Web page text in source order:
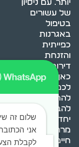
יותר. עם ניסיון
של עשורים
בטיפול
באגרנות
כפייתית
והזנחת
דירות, אנחנו
כאן כדי לעזור
לכם
להתמודד,
להבין ולשנות.
יחד, ניצור
מרחב
חיים בריא ומאוזן.
שלום זה
אני
לקבלת